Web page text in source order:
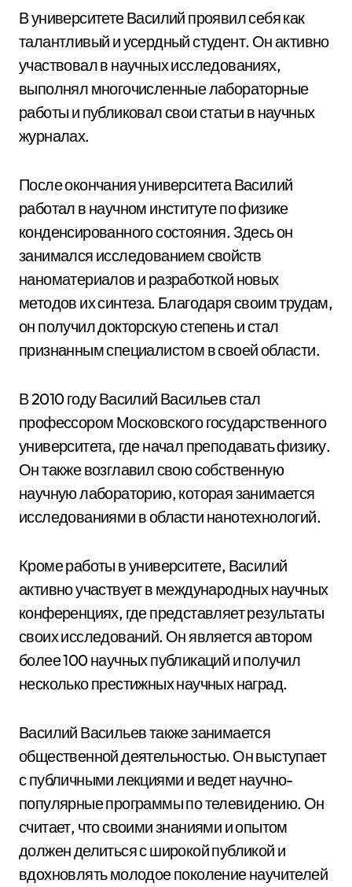
В университете Василий проявил себя как
талантливый и усердный студент. Он активно
участвовал в научных исследованиях,
выполнял многочисленные лабораторные
работы и публиковал свои статьи в научных
журналах.
После окончания университета Василий
работал в научном институте по физике
конденсированного состояния. Здесь он
занимался исследованием свойств
наноматериалов и разработкой новых
методов их синтеза. Благодаря своим трудам,
он получил докторскую степень и стал
признанным специалистом в своей области.
В 2010 году Василий Васильев стал
профессором Московского государственного
университета, где начал преподавать физику.
Он также возглавил свою собственную
научную лабораторию, которая занимается
исследованиями в области нанотехнологий.
Кроме работы в университете, Василий
активно участвует в международных научных
конференциях, где представляет результаты
своих исследований. Он является автором
более 100 научных публикаций и получил
несколько престижных научных наград.
Василий Васильев также занимается
общественной деятельностью. Он выступает
с публичными лекциями и ведет научно-
популярные программы по телевидению. Он
считает, что своими знаниями и опытом
должен делиться с широкой публикой и
вдохновлять молодое поколение научителей